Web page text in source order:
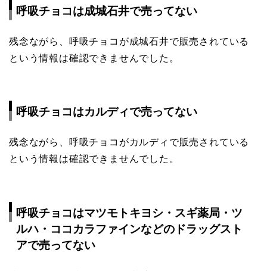
呼吸チョコは成城石井で売ってない
残念ながら、呼吸チョコが成城石井で販売されている
という情報は確認できませんでした。
呼吸チョコはカルディで売ってない
残念ながら、呼吸チョコがカルディで販売されている
という情報は確認できませんでした。
呼吸チョコはマツモトキヨシ・スギ薬局・ツ
ルハ・ココカラファインなどのドラッグスト
アで売ってない